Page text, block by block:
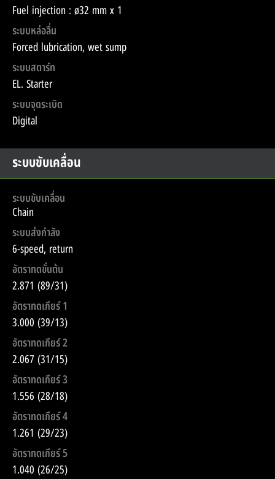
Fuel injection : ø32 mm x 1
ระบบหล่อลื่น
Forced lubrication, wet sump
ระบบสตาร์ท
EL. Starter
ระบบจุดระเบิด
Digital
ระบบขับเคลื่อน
ระบบขับเคลื่อน
Chain
ระบบส่งกำลัง
6-speed, return
อัตราทดขั้นต้น
2.871 (89/31)
อัตราทดเกียร์ 1
3.000 (39/13)
อัตราทดเกียร์ 2
2.067 (31/15)
อัตราทดเกียร์ 3
1.556 (28/18)
อัตราทดเกียร์ 4
1.261 (29/23)
อัตราทดเกียร์ 5
1.040 (26/25)